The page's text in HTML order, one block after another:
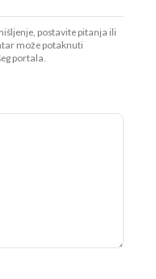
postavite pitanja ili
može potaknuti
portala.